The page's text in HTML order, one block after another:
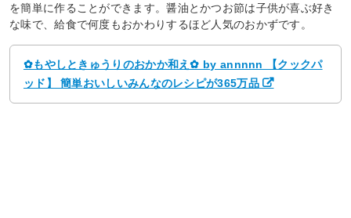
を簡単に作ることができます。醤油とかつお節は子供が喜ぶ好き
な味で、給食で何度もおかわりするほど人気のおかずです。
✿もやしときゅうりのおかか和え✿ by annnnn 【クックパ
ッド】 簡単おいしいみんなのレシピが365万品